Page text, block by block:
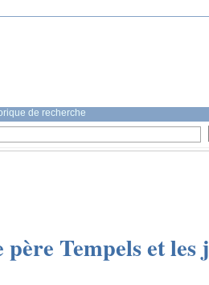
de recherche
Tempels et les